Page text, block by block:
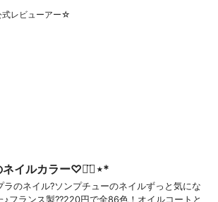
レビューアー☆
ネイルカラー♡◡̈⃝⋆*
ラのネイル?ソンプチューのネイルずっと気にな
♪フランス製??220円で全86色！オイルコートと